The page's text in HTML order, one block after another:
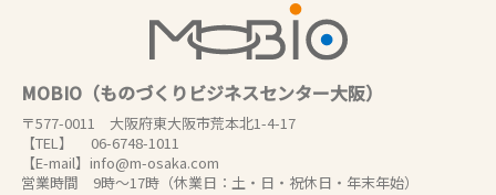
MOBIO（ものづくりビジネスセンター大阪）
〒577-0011 大阪府東大阪市荒本北1-4-17
【TEL】 06-6748-1011
【E-mail】info@m-osaka.com
営業時間 9時～17時（休業日：土・日・祝休日・年末年始）